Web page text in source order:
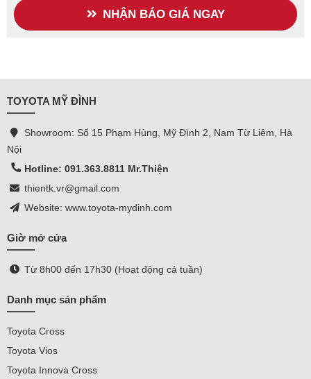
NHẬN BÁO GIÁ NGAY
TOYOTA MỸ ĐÌNH
Showroom: Số 15 Phạm Hùng, Mỹ Đình 2, Nam Từ Liêm, Hà
Nội
Hotline: 091.363.8811 Mr.Thiện
thientk.vr@gmail.com
Website: www.toyota-mydinh.com
Giờ mở cửa
Từ 8h00 đến 17h30 (Hoạt động cả tuần)
Danh mục sản phẩm
Toyota Cross
Toyota Vios
Toyota Innova Cross